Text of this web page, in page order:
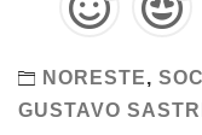
NORESTE,
GUSTAVO